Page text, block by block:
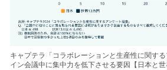
キャプテラ「コラボレーションと生産性に関す
イン会議中に集中力を低下させる要因【日本と世